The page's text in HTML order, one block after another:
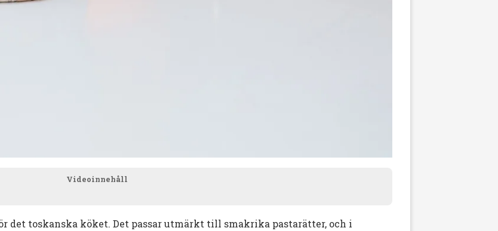
Videoinnehåll
det toskanska köket. Det passar utmärkt till smakrika pastarätter, och i